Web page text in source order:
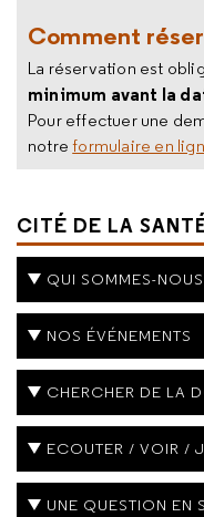
Comment
La réservation est
minimum avant la
Pour effectuer une
notreformulaire en
CITÉ DE LA
QUI SOMMES-NOUS
NOS ÉVÉNEMENTS
CHERCHER DE LA
ECOUTER / VOIR /
UNE QUESTION EN